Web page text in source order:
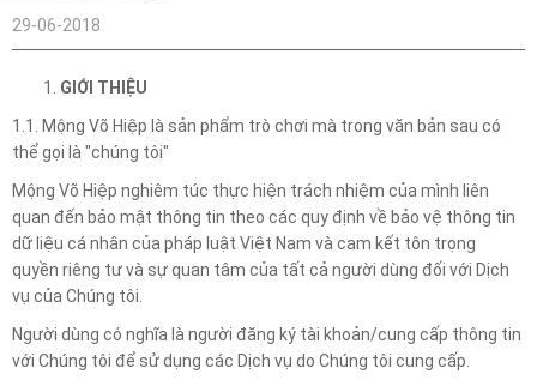
29-06-2018
GIỚI THIỆU
1.1. Mộng Võ Hiệp là sản phẩm trò chơi mà trong văn bản sau có
thể gọi là "chúng tôi"
Mộng Võ Hiệp nghiêm túc thực hiện trách nhiệm của mình liên
quan đến bảo mật thông tin theo các quy định về bảo vệ thông tin
dữ liệu cá nhân của pháp luật Việt Nam và cam kết tôn trọng
quyền riêng tư và sự quan tâm của tất cả người dùng đối với Dịch
vụ của Chúng tôi.
Người dùng có nghĩa là người đăng ký tài khoản/cung cấp thông tin
với Chúng tôi để sử dụng các Dịch vụ do Chúng tôi cung cấp.